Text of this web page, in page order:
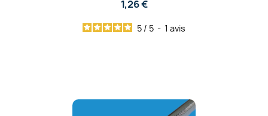
1,26 €
5 / 5 - 1 avis